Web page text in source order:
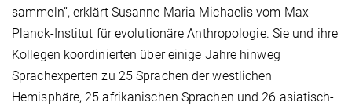
sammeln”, erklärt Susanne Maria Michaelis vom Max-
Planck-Institut für evolutionäre Anthropologie. Sie und ihre
Kollegen koordinierten über einige Jahre hinweg
Sprachexperten zu 25 Sprachen der westlichen
Hemisphäre, 25 afrikanischen Sprachen und 26 asiatisch-